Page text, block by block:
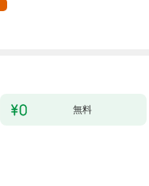
無料